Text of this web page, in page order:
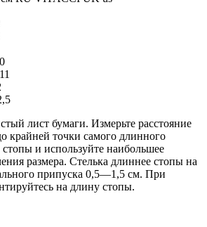
11
лист бумаги. Измерьте расстояние
крайней точки самого длинного
стопы и используйте наибольшее
размера. Стелька длиннее стопы на
припуска 0,5—1,5 см. При
на длину стопы.